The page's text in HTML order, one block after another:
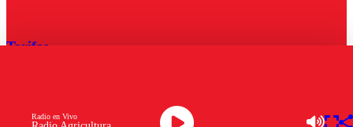
Radio en Vivo
Tarifas